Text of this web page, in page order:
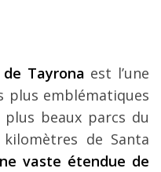
Tayrona est l’une
plus emblématiques
beaux parcs du
de Santa
vaste étendue de